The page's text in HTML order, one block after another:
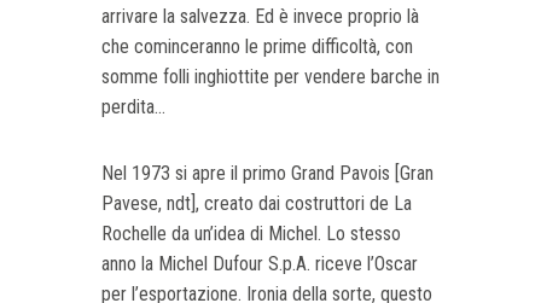
arrivare la salvezza. Ed è invece proprio là
che cominceranno le prime difficoltà, con
somme folli inghiottite per vendere barche in
perdita...
Nel 1973 si apre il primo Grand Pavois [Gran
Pavese, ndt], creato dai costruttori de La
Rochelle da un’idea di Michel. Lo stesso
anno la Michel Dufour S.p.A. riceve l’Oscar
per l’esportazione. Ironia della sorte, questo